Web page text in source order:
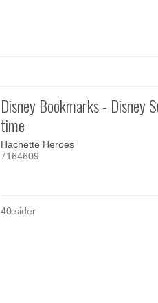
Disney Bookmarks - Disney
time
Hachette Heroes
7164609
40 sider